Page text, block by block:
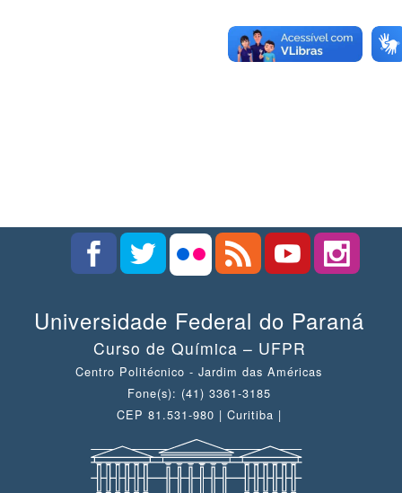
Universidade Federal do Paraná
Curso de Química – UFPR
Centro Politécnico - Jardim das Américas
Fone(s): (41) 3361-3185
CEP 81.531-980 | Curitiba |